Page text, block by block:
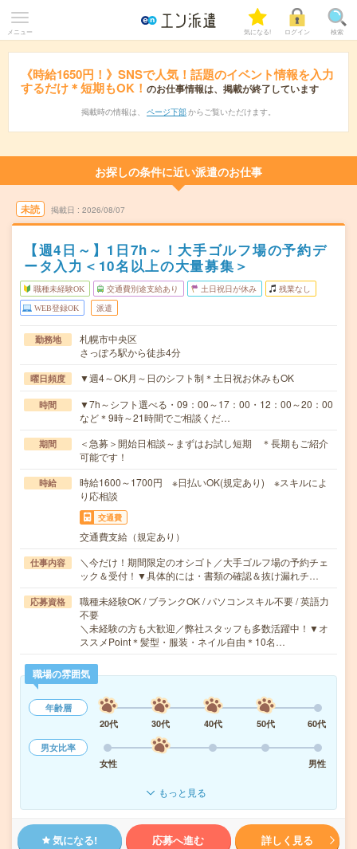
メニュー 気になる! ログイン 検索
《時給1650円！》SNSで人気！話題のイベント情報を入力
するだけ＊短期もOK！ のお仕事情報は、掲載が終了しています
掲載時の情報は、 ページ下部 からご覧いただけます。
お探しの条件に近い派遣のお仕事
未読 掲載日 2026/08/07
【週4日～】1日7h～！大手ゴルフ場の予約デ
ータ入力＜10名以上の大量募集＞
職種未経験OK 交通費別途支給あり 土日祝日が休み 残業なし
WEB登録OK 派遣
勤務地
札幌市中央区
さっぽろ駅から徒歩4分
曜日頻度 ▼週4～OK月～日のシフト制＊土日祝お休みもOK
時間
▼7h～シフト選べる・09：00～17：00・12：00～20：00
など＊9時～21時間でご相談くだ…
期間
＜急募＞開始日相談～まずはお試し短期 ＊長期もご紹介
可能です！
時給
時給1600～1700円 ※日払いOK(規定あり) ※スキルによ
り応相談
交通費
交通費支給（規定あり）
仕事内容
＼今だけ！期間限定のオシゴト／大手ゴルフ場の予約チェ
ック＆受付！▼具体的には・書類の確認＆抜け漏れチ…
応募資格
職種未経験OK / ブランクOK / パソコンスキル不要 / 英語力
不要
＼未経験の方も大歓迎／弊社スタッフも多数活躍中！▼オ
ススメPoint＊髪型・服装・ネイル自由＊10名…
職場の雰囲気
年齢層
20代
30代 40代 50代
60代
男女比率
女性
男性
もっと見る
気になる! 応募へ進む 詳しく見る